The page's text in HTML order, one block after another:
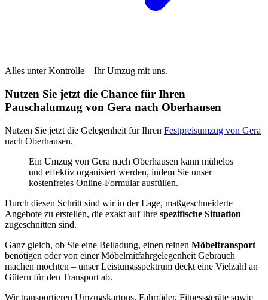
Alles unter Kontrolle – Ihr Umzug mit uns.
Nutzen Sie jetzt die Chance für Ihren
Pauschalumzug von Gera nach Oberhausen
Nutzen Sie jetzt die Gelegenheit für Ihren Festpreisumzug von Gera
nach Oberhausen.
Ein Umzug von Gera nach Oberhausen kann mühelos
und effektiv organisiert werden, indem Sie unser
kostenfreies Online-Formular ausfüllen.
Durch diesen Schritt sind wir in der Lage, maßgeschneiderte
Angebote zu erstellen, die exakt auf Ihre spezifische Situation
zugeschnitten sind.
Ganz gleich, ob Sie eine Beiladung, einen reinen Möbeltransport
benötigen oder von einer Möbelmitfahrgelegenheit Gebrauch
machen möchten – unser Leistungsspektrum deckt eine Vielzahl an
Gütern für den Transport ab.
Wir transportieren Umzugskartons, Fahrräder, Fitnessgeräte sowie